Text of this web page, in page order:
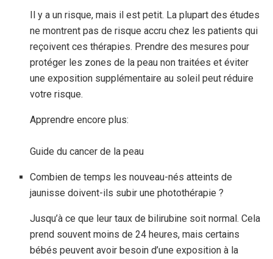
Il y a un risque, mais il est petit. La plupart des études
ne montrent pas de risque accru chez les patients qui
reçoivent ces thérapies. Prendre des mesures pour
protéger les zones de la peau non traitées et éviter
une exposition supplémentaire au soleil peut réduire
votre risque.
Apprendre encore plus:
Guide du cancer de la peau
Combien de temps les nouveau-nés atteints de
jaunisse doivent-ils subir une photothérapie ?
Jusqu’à ce que leur taux de bilirubine soit normal. Cela
prend souvent moins de 24 heures, mais certains
bébés peuvent avoir besoin d’une exposition à la